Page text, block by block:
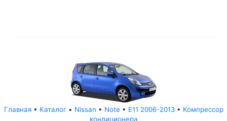
Главная• Каталог• Nissan • Note • E11 2006-2013• Компрессор
кондиционера